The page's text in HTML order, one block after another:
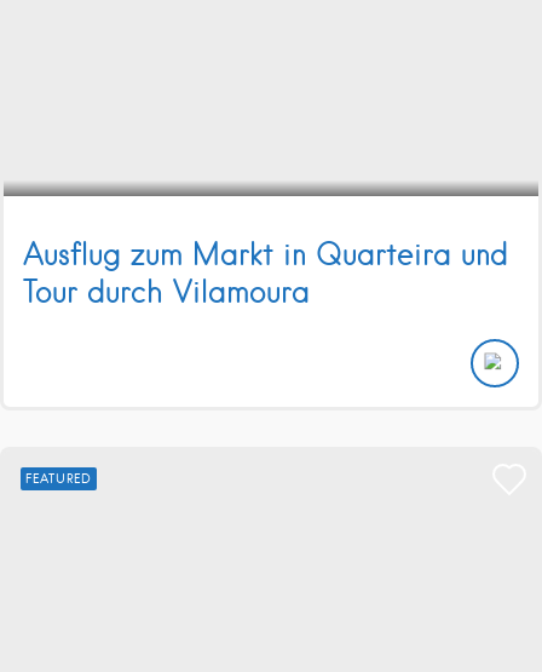
Ausflug zum Markt in Quarteira und
Tour durch Vilamoura
FEATURED